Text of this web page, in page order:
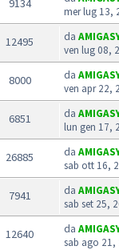
9134
mer lug 13,
12495 da
ven lug 08,
8000 da
ven apr 22,
6851 da
lun gen 17,
26885 da
sab ott 16,
7941 da
sab set 25,
12640 da
sab ago 21,